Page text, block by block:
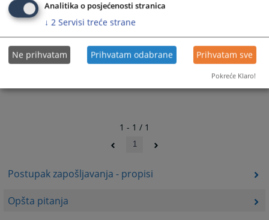
Postupak zapošljavanja - propisi
Opšta pitanja
1 - 1 / 1
1
Analitika o posjećenosti stranica
↓ 2 Servisi treće strane
Ne prihvatam Prihvatam odabrane Prihvatam sve
Pokreće Klaro!